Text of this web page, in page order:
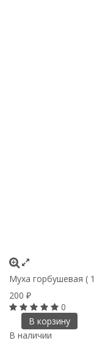
Муха горбушевая (
200 ₽
0
В корзину
В наличии